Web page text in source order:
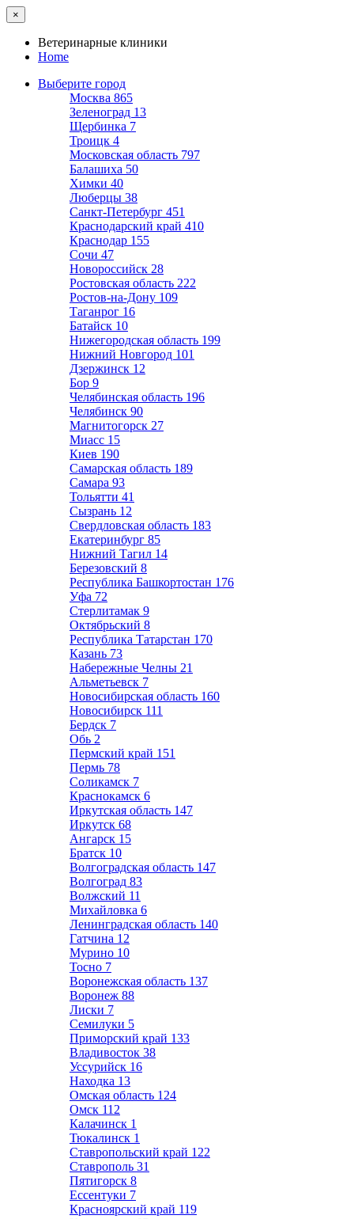
×
Ветеринарные клиники
Home
Выберите город
Москва 865
Зеленоград 13
Щербинка 7
Троицк 4
Московская область 797
Балашиха 50
Химки 40
Люберцы 38
Санкт-Петербург 451
Краснодарский край 410
Краснодар 155
Сочи 47
Новороссийск 28
Ростовская область 222
Ростов-на-Дону 109
Таганрог 16
Батайск 10
Нижегородская область 199
Нижний Новгород 101
Дзержинск 12
Бор 9
Челябинская область 196
Челябинск 90
Магнитогорск 27
Миасс 15
Киев 190
Самарская область 189
Самара 93
Тольятти 41
Сызрань 12
Свердловская область 183
Екатеринбург 85
Нижний Тагил 14
Березовский 8
Республика Башкортостан 176
Уфа 72
Стерлитамак 9
Октябрьский 8
Республика Татарстан 170
Казань 73
Набережные Челны 21
Альметьевск 7
Новосибирская область 160
Новосибирск 111
Бердск 7
Обь 2
Пермский край 151
Пермь 78
Соликамск 7
Краснокамск 6
Иркутская область 147
Иркутск 68
Ангарск 15
Братск 10
Волгоградская область 147
Волгоград 83
Волжский 11
Михайловка 6
Ленинградская область 140
Гатчина 12
Мурино 10
Тосно 7
Воронежская область 137
Воронеж 88
Лиски 7
Семилуки 5
Приморский край 133
Владивосток 38
Уссурийск 16
Находка 13
Омская область 124
Омск 112
Калачинск 1
Тюкалинск 1
Ставропольский край 122
Ставрополь 31
Пятигорск 8
Ессентуки 7
Красноярский край 119